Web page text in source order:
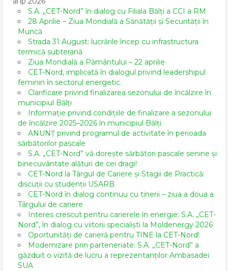
S.A. „CET-Nord” în dialog cu Filiala Bălți a CCI a RM
28 Aprilie – Ziua Mondială a Sănătății și Securității în
Muncă
Strada 31 August: lucrările încep cu infrastructura
termică subterană
Ziua Mondială a Pământului – 22 aprilie
CET-Nord, implicată în dialogul privind leadershipul
feminin în sectorul energetic.
Clarificare privind finalizarea sezonului de încălzire în
municipiul Bălți
Informație privind condițiile de finalizare a sezonului
de încălzire 2025–2026 în municipiul Bălți
ANUNȚ privind programul de activitate în perioada
sărbătorilor pascale
S.A. „CET-Nord” vă dorește sărbători pascale senine și
binecuvântate alături de cei dragi!
CET-Nord la Târgul de Cariere și Stagii de Practică:
discuții cu studenții USARB
CET-Nord în dialog continuu cu tinerii – ziua a doua a
Târgului de cariere
Interes crescut pentru carierele în energie: S.A. „CET-
Nord”, în dialog cu viitorii specialiști la Moldenergy 2026
Oportunități de carieră pentru TINE la CET-Nord!
Modernizare prin parteneriate: S.A. „CET-Nord” a
găzduit o vizită de lucru a reprezentanților Ambasadei
SUA